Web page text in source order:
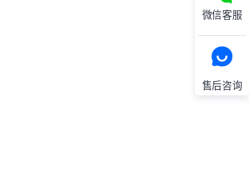
微信客服
售后咨询